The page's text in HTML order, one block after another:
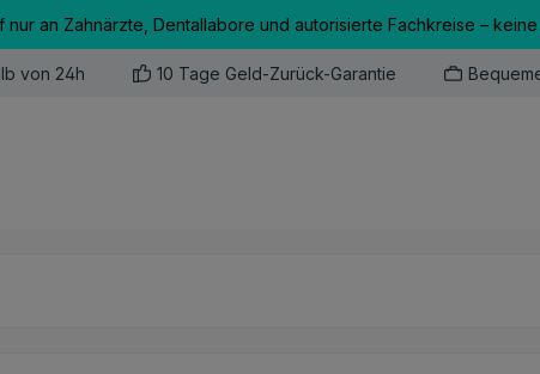
nur an Zahnärzte, Dentallabore und autorisierte Fachkreise –
von 24h 10 Tage Geld-Zurück-Garantie